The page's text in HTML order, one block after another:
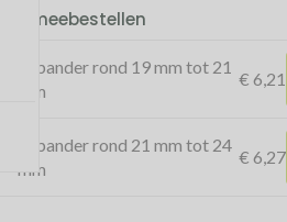
meebestellen
Expander rond 19 mm tot 21
mm
€ 6,21
Expander rond 21 mm tot 24
mm
€ 6,27